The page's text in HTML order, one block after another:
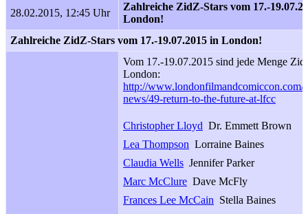
28.02.2015, 12:45 Uhr
Zahlreiche ZidZ-Stars vom 17.-
London!
Zahlreiche ZidZ-Stars vom 17.-19.07.2015 in London!
Vom 17.-19.07.2015 sind jede Menge
London:
http://www.londonfilmandcomiccon.com/
news/49-return-to-the-future-at-lfcc
Christopher Lloyd  Dr. Emmett Brown
Lea Thompson  Lorraine Baines
Claudia Wells  Jennifer Parker
Marc McClure  Dave McFly
Frances Lee McCain  Stella Baines